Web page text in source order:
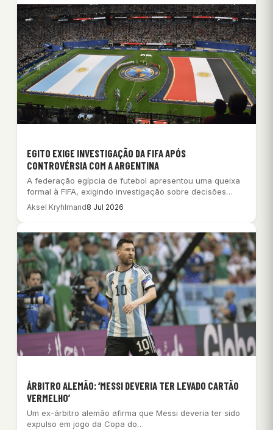
EGITO EXIGE INVESTIGAÇÃO DA FIFA APÓS
CONTROVÉRSIA COM A ARGENTINA
A federação egípcia de futebol apresentou uma queixa
formal à FIFA, exigindo investigação sobre decisões…
Aksel Kryhlmand8 Jul 2026
ÁRBITRO ALEMÃO: ‘MESSI DEVERIA TER LEVADO CARTÃO
VERMELHO’
Um ex-árbitro alemão afirma que Messi deveria ter sido
expulso em jogo da Copa do…